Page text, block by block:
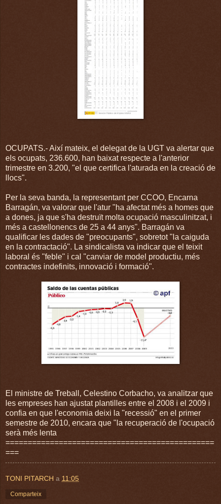
OCUPATS.- Així mateix, el delegat de la UGT va alertar que
els ocupats, 236.600, han baixat respecte a l'anterior
trimestre en 3.200, "el que certifica l'aturada en la creació de
llocs".
Per la seva banda, la representant per CCOO, Encarna
Barragán, va valorar que l'atur "ha afectat més a homes que
a dones, ja que s'ha destruït molta ocupació masculinitzat, i
més a castellonencs de 25 a 44 anys". Barragán va
qualificar les dades de "preocupants", sobretot "la caiguda
en la contractació". La sindicalista va indicar que el teixit
laboral és "feble" i cal "canviar de model productiu, més
contractes indefinits, innovació i formació".
El ministre de Treball, Celestino Corbacho, va analitzar que
les empreses han ajustat plantilles entre el 2008 i el 2009 i
confia en que l'economia deixi la "recessió" en el primer
semestre de 2010, encara que "la recuperació de l'ocupació
serà més lenta
===============================================
===
TONI PITARCH a 11:05
Comparteix